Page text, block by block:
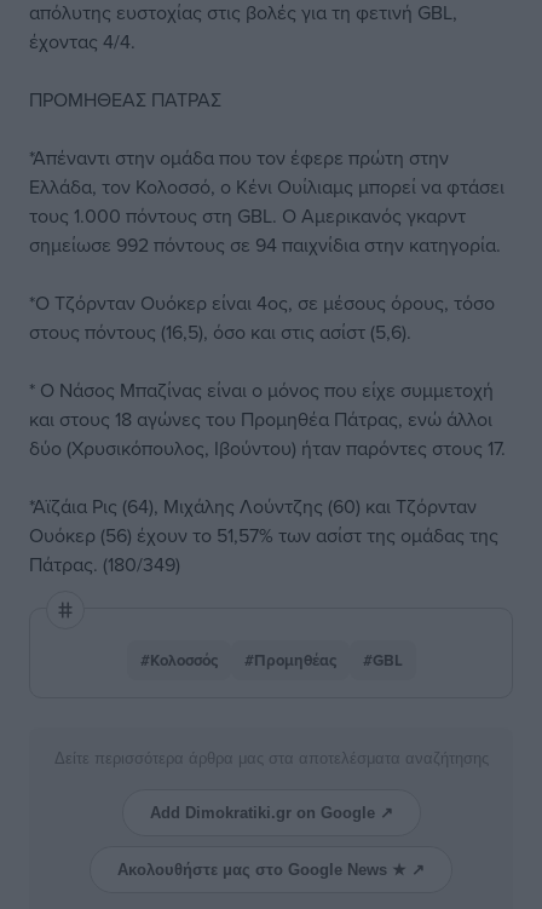
απόλυτης ευστοχίας στις βολές για τη φετινή GBL,
έχοντας 4/4.
ΠΡΟΜΗΘΕΑΣ ΠΑΤΡΑΣ
*Απέναντι στην ομάδα που τον έφερε πρώτη στην
Ελλάδα, τον Κολοσσό, ο Κένι Ουίλιαμς μπορεί να φτάσει
τους 1.000 πόντους στη GBL. Ο Αμερικανός γκαρντ
σημείωσε 992 πόντους σε 94 παιχνίδια στην κατηγορία.
*Ο Τζόρνταν Ουόκερ είναι 4ος, σε μέσους όρους, τόσο
στους πόντους (16,5), όσο και στις ασίστ (5,6).
* Ο Νάσος Μπαζίνας είναι ο μόνος που είχε συμμετοχή
και στους 18 αγώνες του Προμηθέα Πάτρας, ενώ άλλοι
δύο (Χρυσικόπουλος, Ιβούντου) ήταν παρόντες στους 17.
*Αϊζάια Ρις (64), Μιχάλης Λούντζης (60) και Τζόρνταν
Ουόκερ (56) έχουν το 51,57% των ασίστ της ομάδας της
Πάτρας. (180/349)
#Κολοσσός #Προμηθέας #GBL
Δείτε περισσότερα άρθρα μας στα αποτελέσματα αναζήτησης
Add Dimokratiki.gr on Google ↗
Ακολουθήστε μας στο Google News ★ ↗